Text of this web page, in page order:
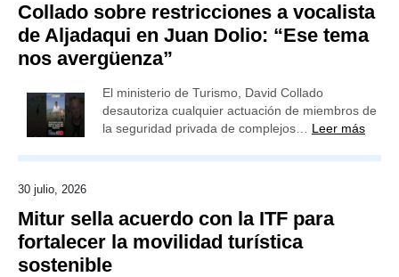
Collado sobre restricciones a vocalista
de Aljadaqui en Juan Dolio: “Ese tema
nos avergüenza”
El ministerio de Turismo, David Collado
desautoriza cualquier actuación de miembros de
la seguridad privada de complejos… Leer más
30 julio, 2026
Mitur sella acuerdo con la ITF para
fortalecer la movilidad turística
sostenible